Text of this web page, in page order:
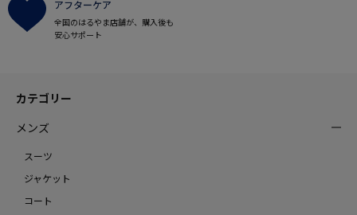
アフターケア
全国のはるやま店舗が、購入後も
安心サポート
カテゴリー
メンズ
スーツ
ジャケット
コート